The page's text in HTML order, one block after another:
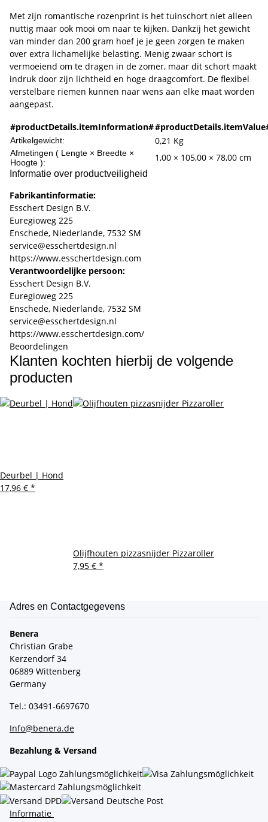
Met zijn romantische rozenprint is het tuinschort niet alleen
nuttig maar ook mooi om naar te kijken. Dankzij het gewicht
van minder dan 200 gram hoef je je geen zorgen te maken
over extra lichamelijke belasting. Menig zwaar schort is
vermoeiend om te dragen in de zomer, maar dit schort maakt
indruk door zijn lichtheid en hoge draagcomfort. De flexibel
verstelbare riemen kunnen naar wens aan elke maat worden
aangepast.
#productDetails.itemInformation#
Artikelgewicht: 0,21 Kg
Afmetingen ( Lengte × Breedte ×
Hoogte ):
1,00 × 105,00 × 78,00 cm
Informatie over productveiligheid
Fabrikantinformatie:
Esschert Design B.V.
Euregioweg 225
Enschede, Niederlande, 7532 SM
service@esschertdesign.nl
https://www.esschertdesign.com
Verantwoordelijke persoon:
Esschert Design B.V.
Euregioweg 225
Enschede, Niederlande, 7532 SM
service@esschertdesign.nl
https://www.esschertdesign.com/
Beoordelingen
Klanten kochten hierbij de volgende
producten
Deurbel | Hond
17,96 € *
Olijfhouten pizzasnijder Pizzaroller
7,95 € *
Adres en Contactgegevens
Benera
Christian Grabe
Kerzendorf 34
06889 Wittenberg
Germany
Tel.: 03491-6697670
Info@benera.de
Bezahlung & Versand
Informatie